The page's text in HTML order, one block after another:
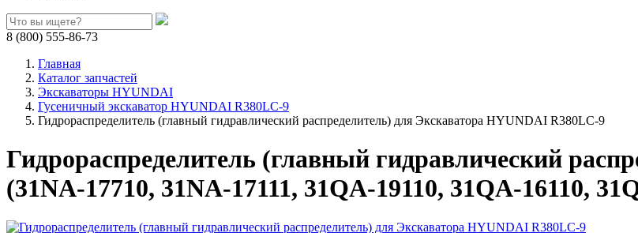
8 (800) 555-86-73
Главная
Каталог запчастей
Экскаваторы HYUNDAI
Гусеничный экскаватор HYUNDAI R380LC-9
Гидрораспределитель (главный гидравлический распределитель) для Экскаватора HYUNDAI R380LC-9
Гидрораспределитель (главный гидравлический
(31NA-17710, 31NA-17111, 31QA-19110, 31QA-16110,